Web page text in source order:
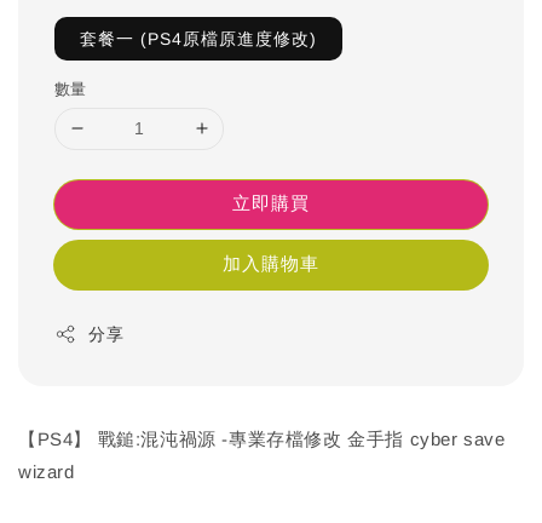
套餐一 (PS4原檔原進度修改)
數量
立即購買
加入購物車
分享
【PS4】 戰鎚:混沌禍源 -專業存檔修改 金手指 cyber save
wizard